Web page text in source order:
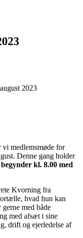
2023
vi medlemsmøde for
Denne gang holder
kl. 8.00 med
Kvorning fra
hvad hun kan
med både
med afsæt i sine
drift og ejerledelse af